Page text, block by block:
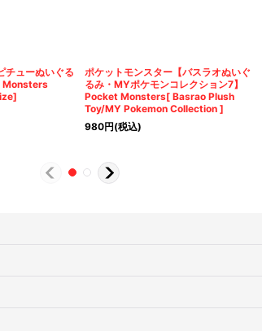
チューぬいぐる
Monsters
ポケットモンスター【バスラオぬいぐ
るみ・MYポケモンコレクション7】
Pocket Monsters[ Basrao Plush
Toy/MY Pokemon Collection ]
980円(税込)